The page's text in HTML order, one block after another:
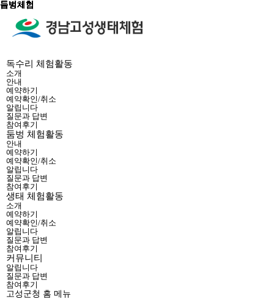
독수리 체험활동
소개
안내
예약하기
예약확인/취소
알립니다
질문과 답변
참여후기
둠벙 체험활동
안내
예약하기
예약확인/취소
알립니다
질문과 답변
참여후기
생태 체험활동
소개
예약하기
예약확인/취소
알립니다
질문과 답변
참여후기
커뮤니티
알립니다
질문과 답변
참여후기
고성군청 홈 메뉴
둠벙체험
둠벙체험
둠벙체험
둠벙체험
둠벙체험
둠벙체험
둠벙체험
둠벙체험
둠벙체험
둠벙체험
둠벙체험
둠벙체험